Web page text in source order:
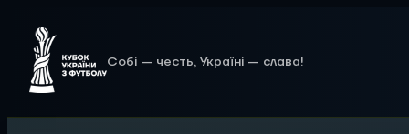
Собі — честь, Україні — слава!